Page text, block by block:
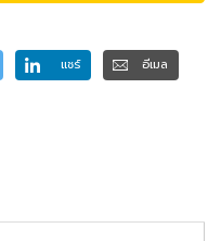
แชร์
อีเมล